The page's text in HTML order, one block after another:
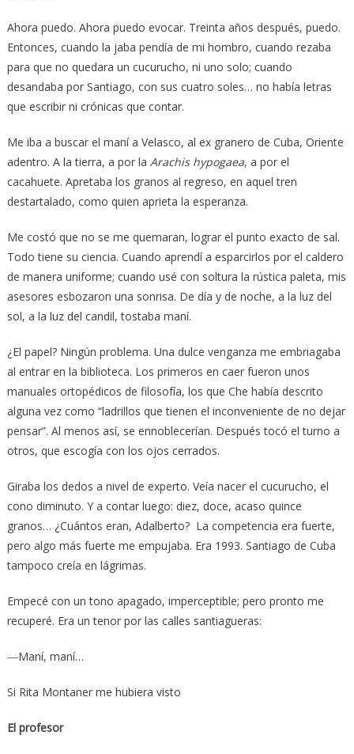
Ahora puedo. Ahora puedo evocar. Treinta años después, puedo.
Entonces, cuando la jaba pendía de mi hombro, cuando rezaba
para que no quedara un cucurucho, ni uno solo; cuando
desandaba por Santiago, con sus cuatro soles… no había letras
que escribir ni crónicas que contar.
Me iba a buscar el maní a Velasco, al ex granero de Cuba, Oriente
adentro. A la tierra, a por la Arachis hypogaea, a por el
cacahuete. Apretaba los granos al regreso, en aquel tren
destartalado, como quien aprieta la esperanza.
Me costó que no se me quemaran, lograr el punto exacto de sal.
Todo tiene su ciencia. Cuando aprendí a esparcirlos por el caldero
de manera uniforme; cuando usé con soltura la rústica paleta, mis
asesores esbozaron una sonrisa. De día y de noche, a la luz del
sol, a la luz del candil, tostaba maní.
¿El papel? Ningún problema. Una dulce venganza me embriagaba
al entrar en la biblioteca. Los primeros en caer fueron unos
manuales ortopédicos de filosofía, los que Che había descrito
alguna vez como “ladrillos que tienen el inconveniente de no dejar
pensar”. Al menos así, se ennoblecerían. Después tocó el turno a
otros, que escogía con los ojos cerrados.
Giraba los dedos a nivel de experto. Veía nacer el cucurucho, el
cono diminuto. Y a contar luego: diez, doce, acaso quince
granos… ¿Cuántos eran, Adalberto? La competencia era fuerte,
pero algo más fuerte me empujaba. Era 1993. Santiago de Cuba
tampoco creía en lágrimas.
Empecé con un tono apagado, imperceptible; pero pronto me
recuperé. Era un tenor por las calles santiagueras:
―Maní, maní…
Si Rita Montaner me hubiera visto
El profesor